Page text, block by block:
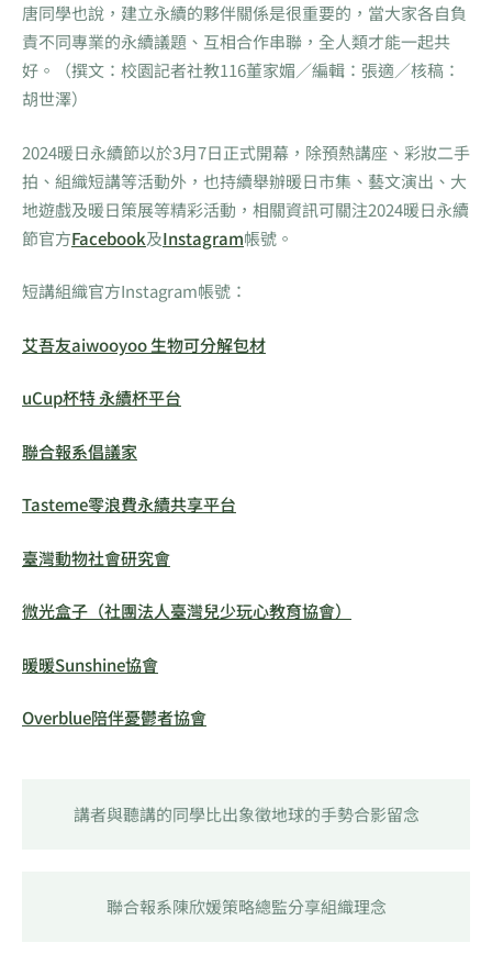
唐同學也說，建立永續的夥伴關係是很重要的，當大家各自負
責不同專業的永續議題、互相合作串聯，全人類才能一起共
好。（撰文：校園記者社教116董家媚／編輯：張適／核稿：
胡世澤）
2024暖日永續節以於3月7日正式開幕，除預熱講座、彩妝二手
拍、組織短講等活動外，也持續舉辦暖日市集、藝文演出、大
地遊戲及暖日策展等精彩活動，相關資訊可關注2024暖日永續
節官方Facebook及Instagram帳號。
短講組織官方Instagram帳號：
艾吾友aiwooyoo 生物可分解包材
uCup杯特 永續杯平台
聯合報系倡議家
Tasteme零浪費永續共享平台
臺灣動物社會研究會
微光盒子（社團法人臺灣兒少玩心教育協會）
暖暖Sunshine協會
Overblue陪伴憂鬱者協會
講者與聽講的同學比出象徵地球的手勢合影留念
聯合報系陳欣媛策略總監分享組織理念